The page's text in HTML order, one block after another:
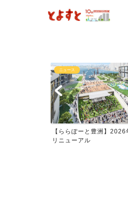
ニュース
【ららぽーと豊洲】2026
リニューアル